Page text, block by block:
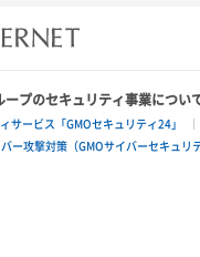
プのセキュリティ事業につい
サービス「GMOセキュリティ24」
ー攻撃対策（GMOサイバーセキュリ